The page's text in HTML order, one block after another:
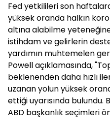
Fed yetkilileri son
yüksek oranda halkın
altına alabilme
istihdam ve gelirlerin
yardımın muhtemelen
Powell açıklamasında,
beklenenden daha hızlı
uzanan yolun yüksek
ettiği uyarısında bulundu.
ABD başkanlık seçimleri